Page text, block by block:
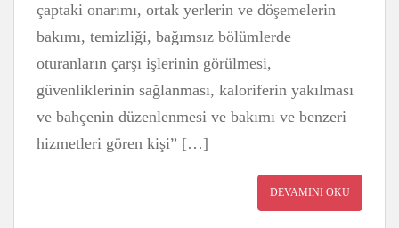
çaptaki onarımı, ortak yerlerin ve döşemelerin
bakımı, temizliği, bağımsız bölümlerde
oturanların çarşı işlerinin görülmesi,
güvenliklerinin sağlanması, kaloriferin yakılması
ve bahçenin düzenlenmesi ve bakımı ve benzeri
hizmetleri gören kişi” […]
DEVAMINI OKU